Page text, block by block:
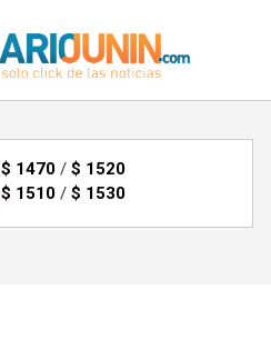
$ 1470/ $ 1520
$ 1510/ $ 1530